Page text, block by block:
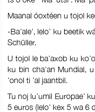
Maanal óoxtéen u tojol
-Ba’ale’, lelo’ ku beetik
Schüller.
U tojol le ba’axob ku
ku bin cha’an Mundial, u
’onol ti ’al jaantbil.
Tu noj lu’umil Europae’
5 euros (lelo’ kex 5 wa 6